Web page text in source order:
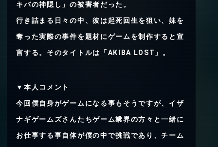
キバの神隠し」の被害者だった。
行き詰まる日々の中、彼は起死回生を狙い、妹を
奪った実際の事件を題材にゲームを制作すると宣
言する。そのタイトルは「AKIBA LOST」。
▼本人コメント
今回僕自身がゲームになる事もそうですが、イザ
ナギゲームズさんたちゲーム業界の方々と一緒に
お仕事する事自体が僕の中で挑戦であり、チーム